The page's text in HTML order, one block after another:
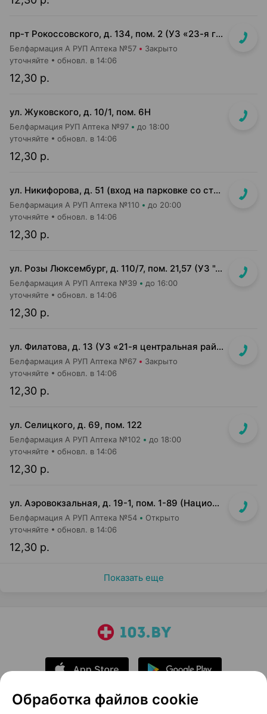
пр-т Рокоссовского, д. 134, пом. 2 (УЗ «23-я городская п-ка»)
Белфармация А РУП Аптека №57 Закрыто
12,30 р.
уточняйте обновл. в 14:06
ул. Жуковского, д. 10/1, пом. 6Н
Белфармация РУП Аптека №97 до 18:00
12,30 р.
уточняйте обновл. в 14:06
ул. Никифорова, д. 51 (вход на парковке со стороны ул. Стариновской)
Белфармация А РУП Аптека №110 до 20:00
12,30 р.
уточняйте обновл. в 14:06
ул. Розы Люксембург, д. 110/7, пом. 21,57 (УЗ "4-я городская б-ца им. Савченко" (терапевтический корпус))
Белфармация А РУП Аптека №39 до 16:00
12,30 р.
уточняйте обновл. в 14:06
ул. Филатова, д. 13 (УЗ «21-я центральная районная п-ка»)
Белфармация А РУП Аптека №67 Закрыто
12,30 р.
уточняйте обновл. в 14:06
ул. Селицкого, д. 69, пом. 122
Белфармация А РУП Аптека №102 до 18:00
12,30 р.
уточняйте обновл. в 14:06
ул. Аэровокзальная, д. 19-1, пом. 1-89 (Национальный аэропорт "Минск", 3 этаж)
Белфармация А РУП Аптека №54 Открыто
12,30 р.
уточняйте обновл. в 14:06
Показать еще
Обработка файлов cookie